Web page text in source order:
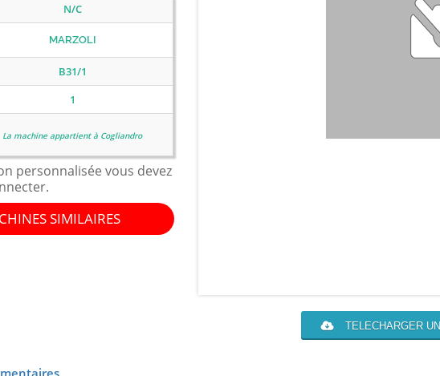
N/C
MARZOLI
B31/1
1
La machine appartient à Cogliandro
personnalisée vous devez
SIMILAIRES
TELECHARGER